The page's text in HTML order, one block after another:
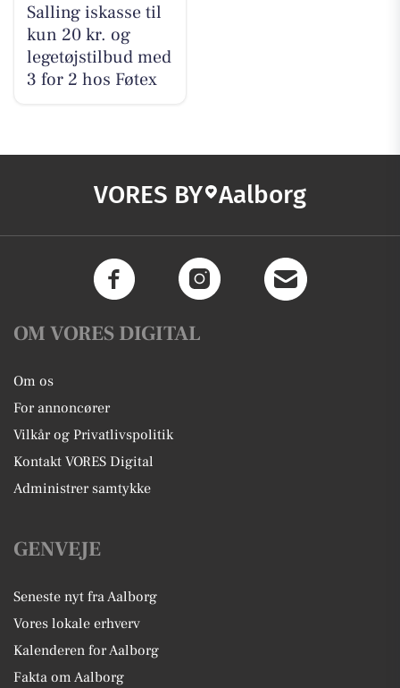
Salling iskasse til
kun 20 kr. og
legetøjstilbud med
3 for 2 hos Føtex
VORES BY Aalborg
OM VORES DIGITAL
Om os
For annoncører
Vilkår og Privatlivspolitik
Kontakt VORES Digital
Administrer samtykke
GENVEJE
Seneste nyt fra Aalborg
Vores lokale erhverv
Kalenderen for Aalborg
Fakta om Aalborg